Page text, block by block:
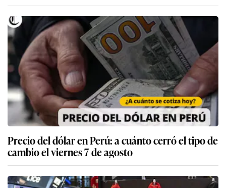
Precio del dólar en Perú: a cuánto cerró el tipo de
cambio el viernes 7 de agosto